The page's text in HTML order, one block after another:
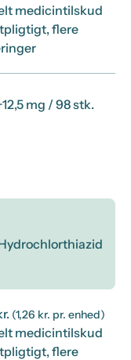
medicintilskud
flere
mg / 98 stk.
(1,26 kr. pr. enhed)
medicintilskud
flere